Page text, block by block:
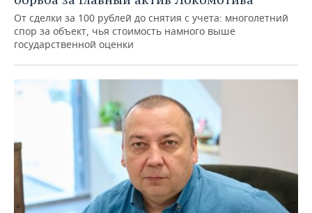
От сделки за 100 рублей до снятия с учета: многолетний
спор за объект, чья стоимость намного выше
государственной оценки